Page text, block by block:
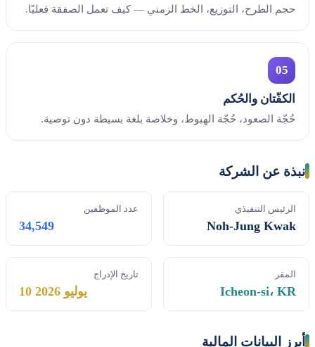
حجم الطرح، التوزيع، الخط الزمني — كيف تعمل الصفقة فعليًا.
05
الكفّتان والحُكم
حُجّة الصعود، حُجّة الهبوط، وخلاصة بلغة بسيطة دون توصية.
نبذة عن الشركة
الرئيس التنفيذي
Noh-Jung Kwak
عدد الموظفين
34,549
المقر
Icheon-si، KR
تاريخ الإدراج
10 يوليو 2026
أبرز البيانات المالية